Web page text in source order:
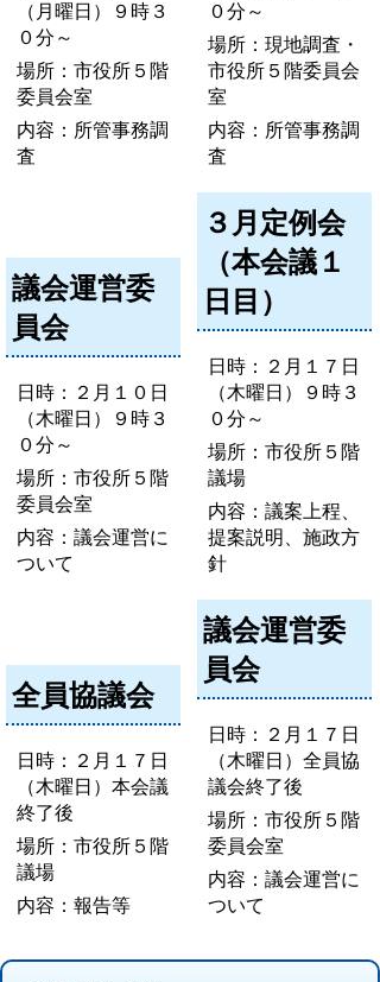
（月曜日）９時３
０分～
場所：市役所５階
委員会室
内容：所管事務調
査
０分～
場所：現地調査・
市役所５階委員会
室
内容：所管事務調
査
議会運営委
員会
日時：２月１０日
（木曜日）９時３
０分～
場所：市役所５階
委員会室
内容：議会運営に
ついて
３月定例会
（本会議１
日目）
日時：２月１７日
（木曜日）９時３
０分～
場所：市役所５階
議場
内容：議案上程、
提案説明、施政方
針
全員協議会
日時：２月１７日
（木曜日）本会議
終了後
場所：市役所５階
議場
内容：報告等
議会運営委
員会
日時：２月１７日
（木曜日）全員協
議会終了後
場所：市役所５階
委員会室
内容：議会運営に
ついて